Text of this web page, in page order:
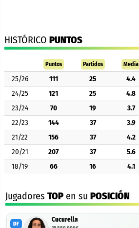
HISTÓRICO PUNTOS
Puntos Partidos Media
25/26 111 25 4.4
24/25
121 25 4.8
23/24
70 19 3.7
22/23
144 37 3.9
21/22
156 37 4.2
20/21
207 37 5.6
18/19
66 16 4.1
Jugadores TOP en su POSICIÓN
DF
Cucurella